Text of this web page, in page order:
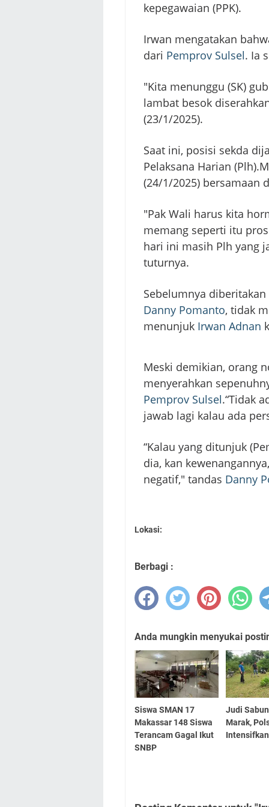
kepegawaian (PPK).
Irwan mengatakan
dari Pemprov Sulsel. Ia
"Kita menunggu (SK)
lambat besok
(23/1/2025).
Saat ini, posisi sekda
Pelaksana Harian
(24/1/2025) bersamaan
"Pak Wali harus kita
memang seperti itu
hari ini masih Plh yang
tuturnya.
Sebelumnya
Danny Pomanto, tidak
menunjuk Irwan Adnan
Meski demikian, orang
menyerahkan
Pemprov Sulsel.“Tidak
jawab lagi kalau ada
“Kalau yang ditunjuk
dia, kan
negatif," tandas Danny
Lokasi:
Berbagi :
Anda mungkin menyukai
Siswa SMAN 17
Makassar 148 Siswa
Terancam Gagal Ikut
SNBP
Judi
Marak,